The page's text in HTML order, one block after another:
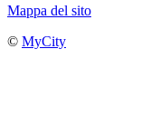
Mappa del sito
© MyCity